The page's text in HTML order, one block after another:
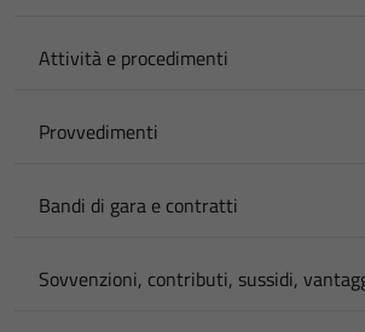
Attività e procedimenti
Provvedimenti
Bandi di gara e contratti
Sovvenzioni, contributi, sussidi,